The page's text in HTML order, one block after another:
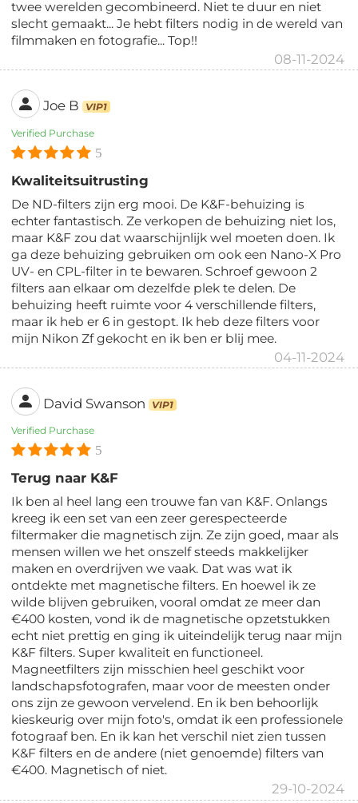
twee werelden gecombineerd. Niet te duur en niet
slecht gemaakt... Je hebt filters nodig in de wereld van
filmmaken en fotografie... Top!!
08-11-2024
Joe B VIP1
Verified Purchase
5
Kwaliteitsuitrusting
De ND-filters zijn erg mooi. De K&F-behuizing is
echter fantastisch. Ze verkopen de behuizing niet los,
maar K&F zou dat waarschijnlijk wel moeten doen. Ik
ga deze behuizing gebruiken om ook een Nano-X Pro
UV- en CPL-filter in te bewaren. Schroef gewoon 2
filters aan elkaar om dezelfde plek te delen. De
behuizing heeft ruimte voor 4 verschillende filters,
maar ik heb er 6 in gestopt. Ik heb deze filters voor
mijn Nikon Zf gekocht en ik ben er blij mee.
04-11-2024
David Swanson VIP1
Verified Purchase
5
Terug naar K&F
Ik ben al heel lang een trouwe fan van K&F. Onlangs
kreeg ik een set van een zeer gerespecteerde
filtermaker die magnetisch zijn. Ze zijn goed, maar als
mensen willen we het onszelf steeds makkelijker
maken en overdrijven we vaak. Dat was wat ik
ontdekte met magnetische filters. En hoewel ik ze
wilde blijven gebruiken, vooral omdat ze meer dan
€400 kosten, vond ik de magnetische opzetstukken
echt niet prettig en ging ik uiteindelijk terug naar mijn
K&F filters. Super kwaliteit en functioneel.
Magneetfilters zijn misschien heel geschikt voor
landschapsfotografen, maar voor de meesten onder
ons zijn ze gewoon vervelend. En ik ben behoorlijk
kieskeurig over mijn foto's, omdat ik een professionele
fotograaf ben. En ik kan het verschil niet zien tussen
K&F filters en de andere (niet genoemde) filters van
€400. Magnetisch of niet.
29-10-2024